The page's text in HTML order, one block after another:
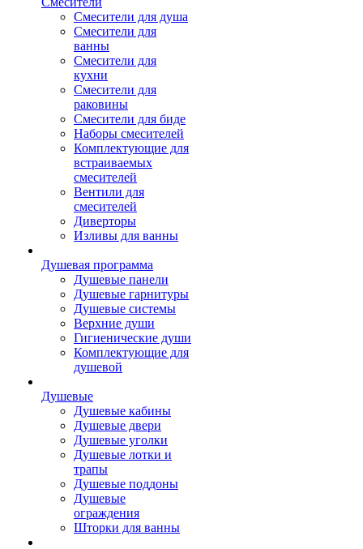
Смесители для душа
Смесители для
ванны
Смесители для
кухни
Смесители для
раковины
Смесители для биде
Наборы смесителей
Комплектующие для
встраиваемых
смесителей
Вентили для
смесителей
Диверторы
Изливы для ванны
Душевая программа
Душевые панели
Душевые гарнитуры
Душевые системы
Верхние души
Гигиенические души
Комплектующие для
душевой
Душевые
Душевые кабины
Душевые двери
Душевые уголки
Душевые лотки и
трапы
Душевые поддоны
Душевые
ограждения
Шторки для ванны